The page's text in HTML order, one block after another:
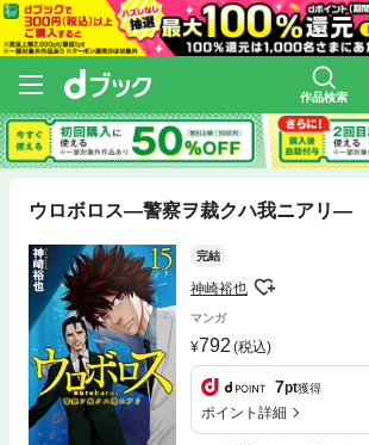
作品検索
ウロボロス—警察ヲ裁クハ我ニアリ—
完結
神崎裕也
マンガ
792 (税込)
7pt獲得
ポイント詳細